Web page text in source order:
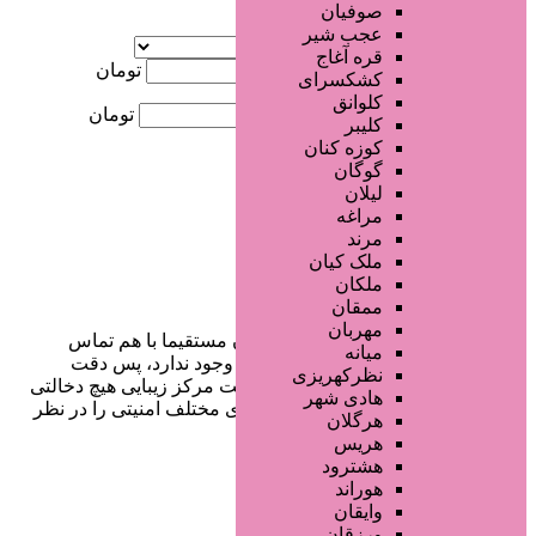
صوفیان
عجب شیر
قره آغاج
کشکسرای
کلوانق
کلیبر
کوزه کنان
گوگان
لیلان
مراغه
مرند
ملک کیان
ملکان
ممقان
مهربان
میانه
نظرکهریزی
هادی شهر
هرگلان
هریس
هشترود
هوراند
وایقان
کمترین قیمت
تومان
بیشترین قیمت تومان
در سایت تبلیغاتی مرکز زیبایی کاربران مستقیما با هم تماس
می‌گیرند و هیچ واسطه‌ای در این میان وجود ندارد، پس دقت
فرمایید که در خرید و فروشِ شما سایت مرکز زیبایی هیچ دخالتی
نداشته و کاربران باید خودشان جنبه‌های مختلف امنیتی را در نظر
دسترسی سریع